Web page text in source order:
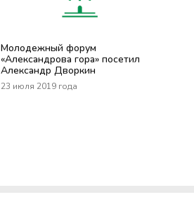
Молодежный форум
«Александрова гора» посетил
Александр Дворкин
23 июля 2019 года